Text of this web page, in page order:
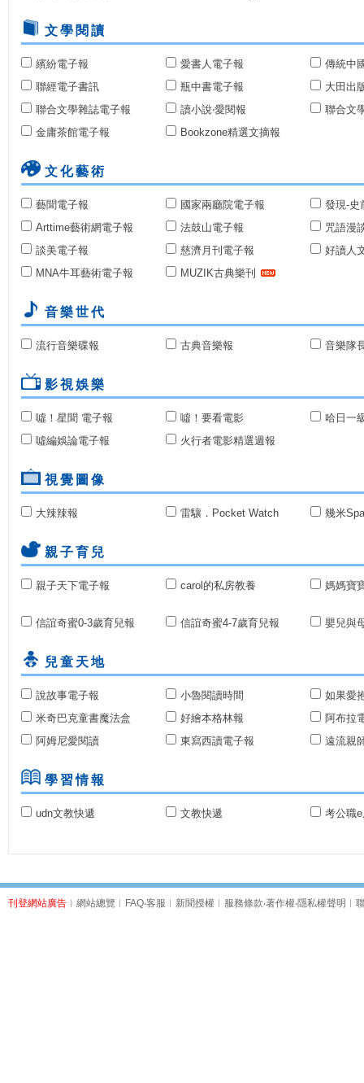
文學閱讀
繽紛電子報 愛書人電子報
傳統中
聯經電子書訊
瓶中書電子報
大田出
聯合文學雜誌電子報
讀小說‧愛閱報
聯合文
金庸茶館電子報
Bookzone精選文摘報
文化藝術
藝聞電子報 國家兩廳院電子報
發現-史
Arttime藝術網電子報
法鼓山電子報
咒語漫
談美電子報
慈濟月刊電子報
好讀人
MNA牛耳藝術電子報
MUZIK古典樂刊
音樂世代
流行音樂碟報 古典音樂報 音樂隊
影視娛樂
噓！星聞 電子報 噓！要看電影
哈日一
噓編娛論電子報
火行者電影精選週報
視覺圖像
大辣辣報 雷驤．Pocket Watch 幾米
親子育兒
親子天下電子報 carol的私房教養 媽媽寶
信誼奇蜜0-3歲育兒報 信誼奇蜜4-7歲育兒報 嬰兒與
兒童天地
說故事電子報 小魯閱讀時間
如果愛
米奇巴克童書魔法盒
好繪本格林報
阿布拉
阿姆尼愛閱讀
東寫西讀電子報 遠流親
學習情報
udn文教快遞 文教快遞 考公職
刊登網站廣告 ︱ 網站總覽 ︱ FAQ‧客服 ︱ 新聞授權 ︱ 服務條款‧著作權‧隱私權聲明 ︱